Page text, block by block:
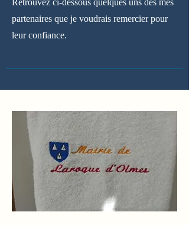
partenaires que je voudrais remercier pour
leur confiance.